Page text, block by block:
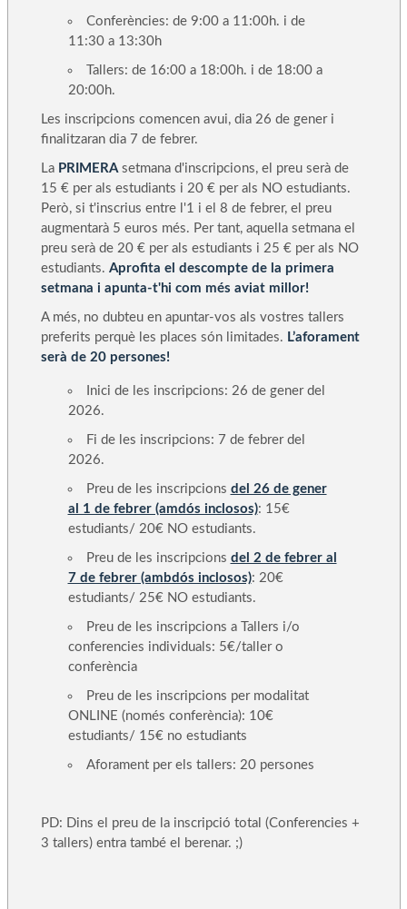
Conferències: de 9:00 a 11:00h. i de
11:30 a 13:30h
Tallers: de 16:00 a 18:00h. i de 18:00 a
20:00h.
Les inscripcions comencen avui, dia 26 de gener i
finalitzaran dia 7 de febrer.
La PRIMERAsetmana d'inscripcions, el preu serà de
15 € per als estudiants i 20 € per als NO estudiants.
Però, si t'inscrius entre l'1 i el 8 de febrer, el preu
augmentarà 5 euros més. Per tant, aquella setmana el
preu serà de 20 € per als estudiants i 25 € per als NO
estudiants. Aprofita el descompte de la primera
setmana i apunta-t'hi com més aviat millor!
A més, no dubteu en apuntar-vos als vostres tallers
preferits perquè les places són limitades. L’aforament
serà de 20 persones!
Inici de les inscripcions: 26 de gener del
2026.
Fi de les inscripcions: 7 de febrer del
2026.
Preu de les inscripcions del 26 de gener
al 1 de febrer (amdós inclosos): 15€
estudiants/ 20€ NO estudiants.
Preu de les inscripcions del 2 de febrer al
7 de febrer (ambdós inclosos): 20€
estudiants/ 25€ NO estudiants.
Preu de les inscripcions a Tallers i/o
conferencies individuals: 5€/taller o
conferència
Preu de les inscripcions per modalitat
ONLINE (només conferència): 10€
estudiants/ 15€ no estudiants
Aforament per els tallers: 20 persones
PD: Dins el preu de la inscripció total (Conferencies +
3 tallers) entra també el berenar. ;)